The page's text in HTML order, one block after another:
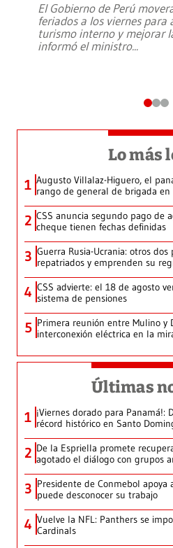
El Gobierno de Perú
feriados a los viernes para
turismo interno y mejorar
informó el ministro...
Lo más
1 Augusto Villalaz-Higuero, el
rango de general de brigada en
2 CSS anuncia segundo pago de
cheque tienen fechas definidas
3 Guerra Rusia-Ucrania: otros
repatriados y emprenden su
4 CSS advierte: el 18 de agosto
sistema de pensiones
5 Primera reunión entre Mulino y
interconexión eléctrica en la
Últimas
1 ¡Viernes dorado para Panamá!:
récord histórico en Santo
2 De la Espriella promete
agotado el diálogo con grupos
3 Presidente de Conmebol
puede desconocer su trabajo
4 Vuelve la NFL: Panthers se
Cardinals